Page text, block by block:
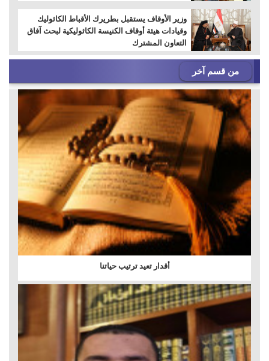
وزير الأوقاف يستقبل بطريرك الأقباط الكاثوليك
وقيادات هيئة أوقاف الكنيسة الكاثوليكية لبحث آفاق
التعاون المشترك
من قسم آخر
أقدار تعيد ترتيب حياتنا